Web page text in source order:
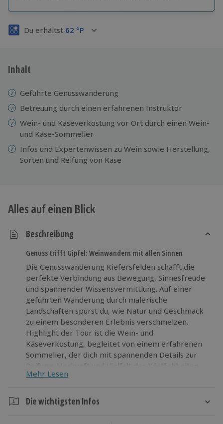
Volle Flexibilität
3 Jahre gültig & verlängerbar.
Du erhältst 62 °P
Inhalt
Geführte Genusswanderung
Betreuung durch einen erfahrenen Instruktor
Wein- und Käseverkostung vor Ort durch einen Wein-
und Käse-Sommelier
Infos und Expertenwissen zu Wein sowie Herstellung,
Sorten und Reifung von Käse
Alles auf einen Blick
Beschreibung
Genuss trifft Gipfel: Weinwandern mit allen Sinnen
Die Genusswanderung Kiefersfelden schafft die
perfekte Verbindung aus Bewegung, Sinnesfreude
und spannender Wissensvermittlung. Auf einer
geführten Wanderung durch malerische
Landschaften spürst du, wie Natur und Geschmack
zu einem besonderen Erlebnis verschmelzen.
Highlight der Tour ist die Wein- und
Käseverkostung, begleitet von einem erfahrenen
Sommelier, der dich mit spannenden Details zur
Reifung, Herkunft und Vielfalt der Köstlichkeiten
begeistert. Jeder Schritt durch die Alpenkulisse
würzig, mal fruchtig, aber immer überraschend
intensiv. Wenn du schon immer neugierig warst, wie
Mehr Lesen
Die wichtigsten Infos